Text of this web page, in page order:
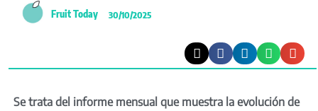
Fruit Today 30/10/2025
Se trata del informe mensual que muestra la evolución de